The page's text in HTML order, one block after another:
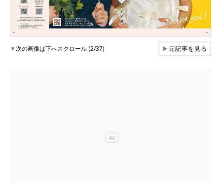
▼次の画像は下へスクロール (2/37) ▶元記事を見る